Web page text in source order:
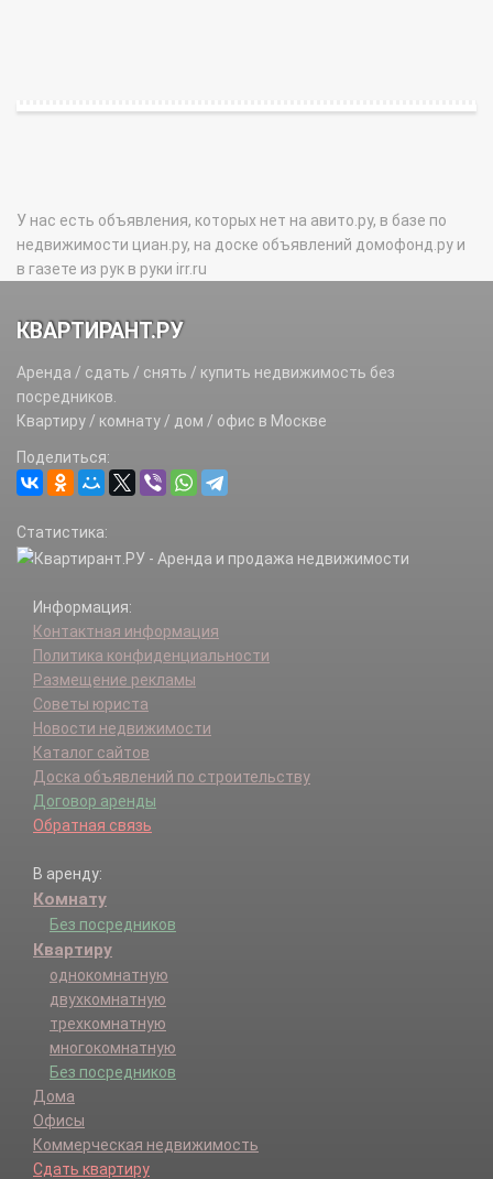
У нас есть объявления, которых нет на авито.ру, в базе по
недвижимости циан.ру, на доске объявлений домофонд.ру и
в газете из рук в руки irr.ru
КВАРТИРАНТ.РУ
Аренда / сдать / снять / купить недвижимость без
посредников.
Квартиру / комнату / дом / офис в Москве
Поделиться:
Статистика:
Информация:
Контактная информация
Политика конфиденциальности
Размещение рекламы
Советы юриста
Новости недвижимости
Каталог сайтов
Доска объявлений по строительству
Договор аренды
Обратная связь
В аренду:
Комнату
Без посредников
Квартиру
однокомнатную
двухкомнатную
трехкомнатную
многокомнатную
Без посредников
Дома
Офисы
Коммерческая недвижимость
Сдать квартиру